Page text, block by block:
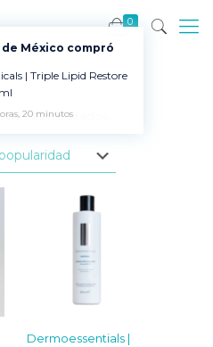
0
de 259 resultados
Dermoessentials |
de México compró
| Triple Lipid Restore
20 minutos